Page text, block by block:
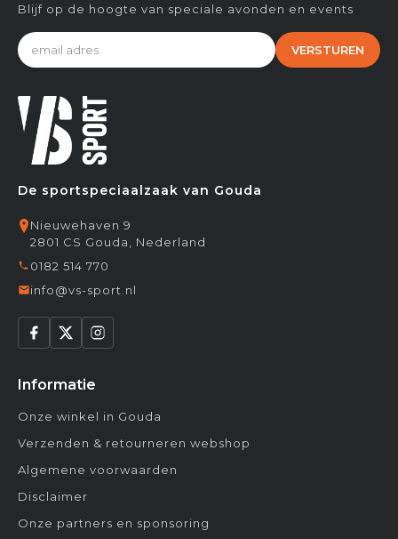
De sportspeciaalzaak van Gouda
Nieuwehaven 9
2801 CS Gouda, Nederland
0182 514 770
info@vs-sport.nl
Informatie
Onze winkel in Gouda
Verzenden & retourneren webshop
Algemene voorwaarden
Disclaimer
Onze partners en sponsoring
Blijf op de hoogte van speciale avonden en events
VERSTUREN